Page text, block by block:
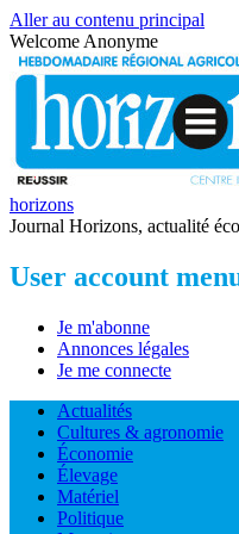
Aller au contenu principal
Welcome Anonyme
horizons
Journal Horizons, actualité
User account
Je m'abonne
Annonces légales
Je me connecte
Actualités
Cultures & agronomie
Économie
Élevage
Matériel
Politique